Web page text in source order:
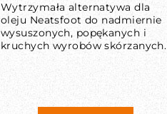
Wytrzymała alternatywa dla
oleju Neatsfoot do nadmiernie
wysuszonych, popękanych i
kruchych wyrobów skórzanych.